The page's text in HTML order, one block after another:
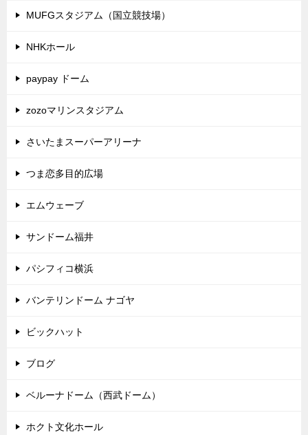
MUFGスタジアム（国立競技場）
NHKホール
paypay ドーム
zozoマリンスタジアム
さいたまスーパーアリーナ
つま恋多目的広場
エムウェーブ
サンドーム福井
パシフィコ横浜
バンテリンドーム ナゴヤ
ビックハット
ブログ
ベルーナドーム（西武ドーム）
ホクト文化ホール